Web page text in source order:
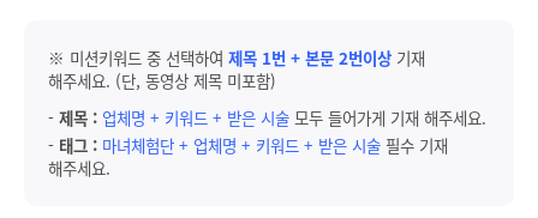
※ 미션키워드 중 선택하여 제목 1번 + 본문 2번이상 기재
해주세요. (단, 동영상 제목 미포함)
- 제목 : 업체명 + 키워드 + 받은 시술 모두 들어가게 기재 해주세요.
- 태그 : 마녀체험단 + 업체명 + 키워드 + 받은 시술 필수 기재
해주세요.